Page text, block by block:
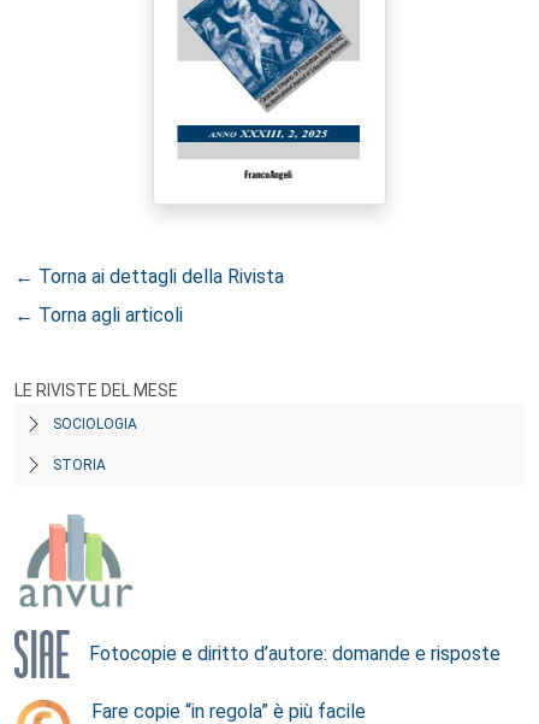
← Torna ai dettagli della Rivista
← Torna agli articoli
LE RIVISTE DEL MESE
SOCIOLOGIA
STORIA
Fotocopie e diritto d’autore: domande e risposte
Fare copie “in regola” è più facile